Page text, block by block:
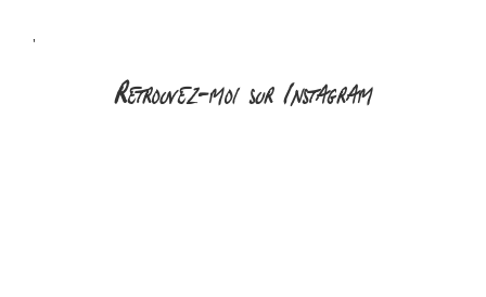
'
Retrouvez-moi sur Instagram